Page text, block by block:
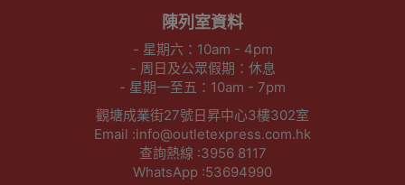
陳列室資料
- 星期六：10am - 4pm
- 周日及公眾假期：休息
- 星期一至五：10am - 7pm
觀塘成業街27號日昇中心3樓302室
Email :info@outletexpress.com.hk
查詢熱線 :3956 8117
WhatsApp :53694990